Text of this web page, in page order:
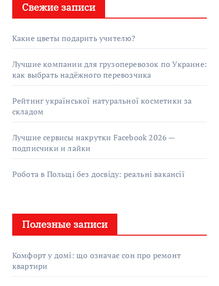
Свежие записи
Какие цветы подарить учителю?
Лучшие компании для грузоперевозок по Украине:
как выбрать надёжного перевозчика
Рейтинг української натуральної косметики за
складом
Лучшие сервисы накрутки Facebook 2026 —
подписчики и лайки
Робота в Польщі без досвіду: реальні вакансії
Полезные записи
Комфорт у домі: що означає сон про ремонт
квартири